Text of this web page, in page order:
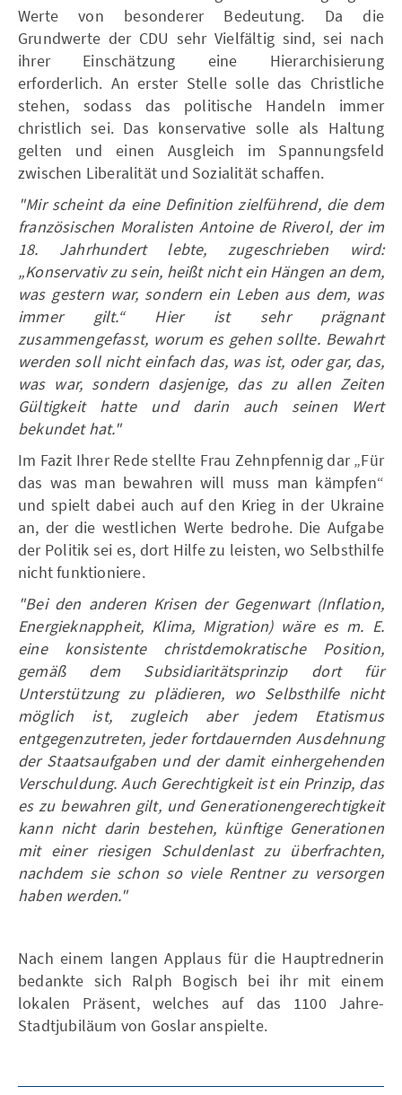
Werte von besonderer Bedeutung. Da die
Grundwerte der CDU sehr Vielfältig sind, sei nach
ihrer Einschätzung eine Hierarchisierung
erforderlich. An erster Stelle solle das Christliche
stehen, sodass das politische Handeln immer
christlich sei. Das konservative solle als Haltung
gelten und einen Ausgleich im Spannungsfeld
zwischen Liberalität und Sozialität schaffen.
"Mir scheint da eine Definition zielführend, die dem
französischen Moralisten Antoine de Riverol, der im
18. Jahrhundert lebte, zugeschrieben wird:
„Konservativ zu sein, heißt nicht ein Hängen an dem,
was gestern war, sondern ein Leben aus dem, was
immer gilt.“ Hier ist sehr prägnant
zusammengefasst, worum es gehen sollte. Bewahrt
werden soll nicht einfach das, was ist, oder gar, das,
was war, sondern dasjenige, das zu allen Zeiten
Gültigkeit hatte und darin auch seinen Wert
bekundet hat."
Im Fazit Ihrer Rede stellte Frau Zehnpfennig dar „Für
das was man bewahren will muss man kämpfen“
und spielt dabei auch auf den Krieg in der Ukraine
an, der die westlichen Werte bedrohe. Die Aufgabe
der Politik sei es, dort Hilfe zu leisten, wo Selbsthilfe
nicht funktioniere.
"Bei den anderen Krisen der Gegenwart (Inflation,
Energieknappheit, Klima, Migration) wäre es m. E.
eine konsistente christdemokratische Position,
gemäß dem Subsidiaritätsprinzip dort für
Unterstützung zu plädieren, wo Selbsthilfe nicht
möglich ist, zugleich aber jedem Etatismus
entgegenzutreten, jeder fortdauernden Ausdehnung
der Staatsaufgaben und der damit einhergehenden
Verschuldung. Auch Gerechtigkeit ist ein Prinzip, das
es zu bewahren gilt, und Generationengerechtigkeit
kann nicht darin bestehen, künftige Generationen
mit einer riesigen Schuldenlast zu überfrachten,
nachdem sie schon so viele Rentner zu versorgen
haben werden."
Nach einem langen Applaus für die Hauptrednerin
bedankte sich Ralph Bogisch bei ihr mit einem
lokalen Präsent, welches auf das 1100 Jahre-
Stadtjubiläum von Goslar anspielte.